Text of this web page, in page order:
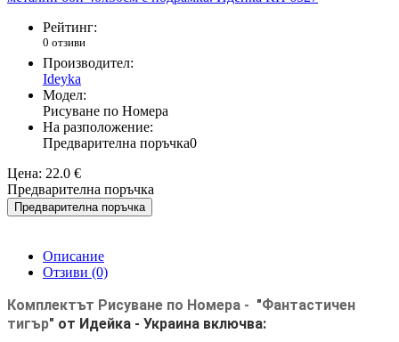
Рейтинг:
0 отзиви
Производител:
Ideyka
Модел:
Рисуване по Номера
На разположение:
Предварителна поръчка0
Цена: 22.0 €
Предварителна поръчка
Предварителна поръчка
Описание
Отзиви (0)
Комплектът Рисуване по Номера - "Фантастичен
тигър" от Идейка - Украина включва: